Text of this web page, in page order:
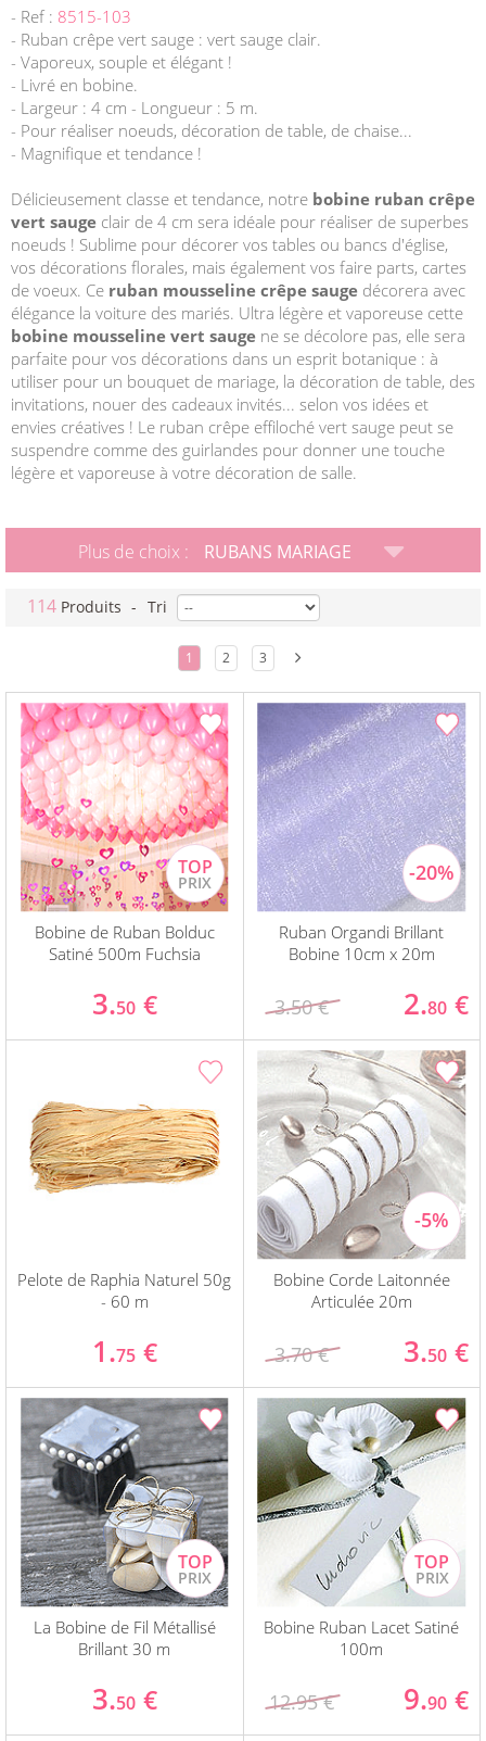
- Ref : 8515-103
- Ruban crêpe vert sauge : vert sauge clair.
- Vaporeux, souple et élégant !
- Livré en bobine.
- Largeur : 4 cm - Longueur : 5 m.
- Pour réaliser noeuds, décoration de table, de chaise...
- Magnifique et tendance !
Délicieusement classe et tendance, notre bobine ruban crêpe
vert sauge clair de 4 cm sera idéale pour réaliser de superbes
noeuds ! Sublime pour décorer vos tables ou bancs d'église,
vos décorations florales, mais également vos faire parts, cartes
de voeux. Ce ruban mousseline crêpe sauge décorera avec
élégance la voiture des mariés. Ultra légère et vaporeuse cette
bobine mousseline vert sauge ne se décolore pas, elle sera
parfaite pour vos décorations dans un esprit botanique : à
utiliser pour un bouquet de mariage, la décoration de table, des
invitations, nouer des cadeaux invités... selon vos idées et
envies créatives ! Le ruban crêpe effiloché vert sauge peut se
suspendre comme des guirlandes pour donner une touche
légère et vaporeuse à votre décoration de salle.
Plus de choix : RUBANS MARIAGE
114 Produits - Tri
1 2 3
Bobine de Ruban Bolduc
Satiné 500m Fuchsia
3.50 €
Ruban Organdi Brillant
Bobine 10cm x 20m
3.50 € 2.80 €
Pelote de Raphia Naturel 50g
- 60 m
1.75 €
Bobine Corde Laitonnée
Articulée 20m
3.70 € 3.50 €
La Bobine de Fil Métallisé
Brillant 30 m
3.50 €
Bobine Ruban Lacet Satiné
100m
12.95 € 9.90 €